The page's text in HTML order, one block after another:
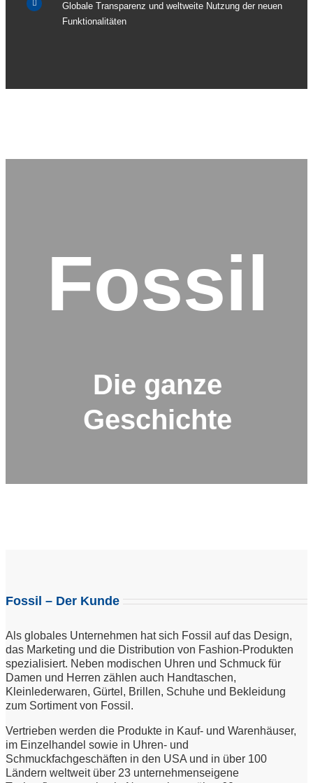
Globale Transparenz und weltweite Nutzung der neuen
Funktionalitäten
Fossil
Die ganze
Geschichte
Fossil – Der Kunde
Als globales Unternehmen hat sich Fossil auf das Design,
das Marketing und die Distribution von Fashion-Produkten
spezialisiert. Neben modischen Uhren und Schmuck für
Damen und Herren zählen auch Handtaschen,
Kleinlederwaren, Gürtel, Brillen, Schuhe und Bekleidung
zum Sortiment von Fossil.
Vertrieben werden die Produkte in Kauf- und Warenhäuser,
im Einzelhandel sowie in Uhren- und
Schmuckfachgeschäften in den USA und in über 100
Ländern weltweit über 23 unternehmenseigene